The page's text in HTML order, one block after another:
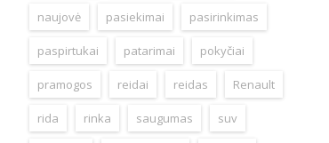
naujovė pasiekimai pasirinkimas
paspirtukai patarimai pokyčiai
pramogos reidai reidas Renault
rida rinka saugumas suv